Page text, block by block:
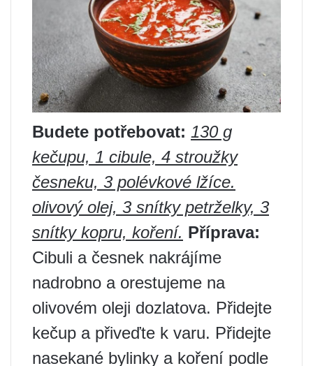
Budete potřebovat: 130 g
kečupu, 1 cibule, 4 stroužky
česneku, 3 polévkové lžíce.
olivový olej, 3 snítky petrželky, 3
snítky kopru, koření. Příprava:
Cibuli a česnek nakrájíme
nadrobno a orestujeme na
olivovém oleji dozlatova. Přidejte
kečup a přiveďte k varu. Přidejte
nasekané bylinky a koření podle